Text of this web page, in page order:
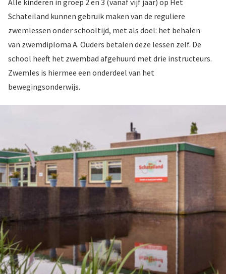
Alle kinderen in groep 2 en 3 (vanaf vijf jaar) op Het
Schateiland kunnen gebruik maken van de reguliere
zwemlessen onder schooltijd, met als doel: het behalen
van zwemdiploma A. Ouders betalen deze lessen zelf. De
school heeft het zwembad afgehuurd met drie instructeurs.
Zwemles is hiermee een onderdeel van het
bewegingsonderwijs.